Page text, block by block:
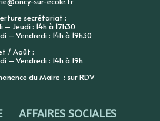
secrétariat :
– Jeudi : 14h à 17h30
– Vendredi : 14h à 19h30
/ Août :
– Vendredi : 14h à 19h
du Maire : sur RDV
AFFAIRES SOCIALES